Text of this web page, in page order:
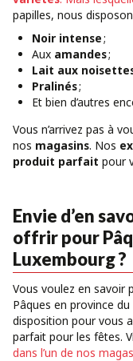
papilles, nous
Noir intense;
Aux amandes;
Lait aux
Pralinés;
Et bien d’autres
Vous n’arrivez pas à
nos magasins. Nos
produit parfait pour
Envie d’en
offrir pour
Luxembourg ?
Vous voulez en savoir
Pâques en province
disposition pour vous
parfait pour les fêtes.
dans l’un de nos